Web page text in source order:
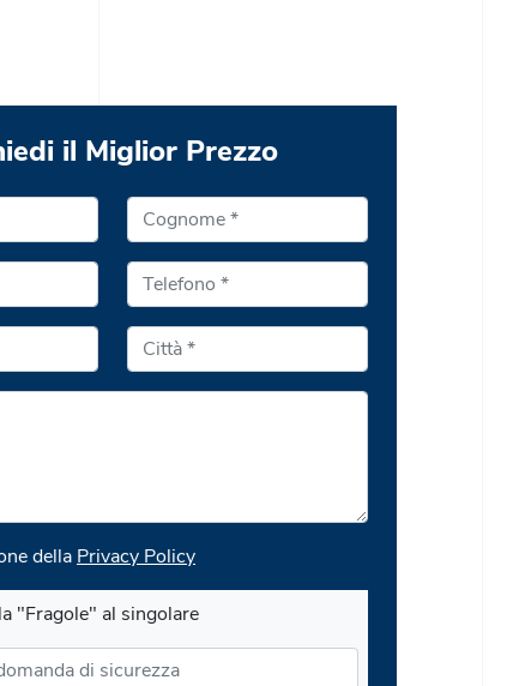
il Miglior Prezzo
della Privacy Policy
"Fragole" al singolare